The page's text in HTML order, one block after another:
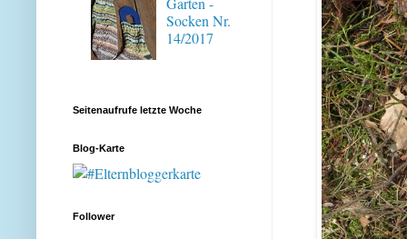
Socken Nr.
14/2017
Seitenaufrufe letzte Woche
Blog-Karte
Follower